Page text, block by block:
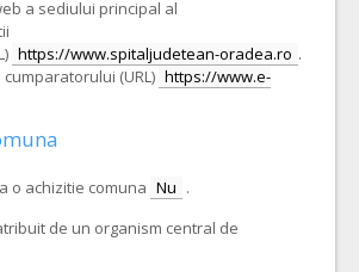
a sediului principal al
https://www.spitaljudetean-oradea.ro .
(URL) https://www.e-
o achizitie comuna Nu .
de un organism central de